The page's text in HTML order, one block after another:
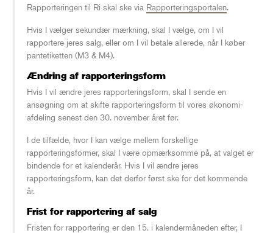
Rapporteringen til Ri skal ske via Rapporteringsportalen.
Hvis I vælger sekundær mærkning, skal I vælge, om I vil
rapportere jeres salg, eller om I vil betale allerede, når I køber
pantetiketten (M3 & M4).
Ændring af rapporteringsform
Hvis I vil ændre jeres rapporteringsform, skal I sende en
ansøgning om at skifte rapporteringsform til vores økonomi-
afdeling senest den 30. november året før.
I de tilfælde, hvor I kan vælge mellem forskellige
rapporteringsformer, skal I være opmærksomme på, at valget er
bindende for et kalenderår. Hvis I vil ændre jeres
rapporteringsform, kan det derfor først ske for det kommende
år.
Frist for rapportering af salg
Fristen for rapportering er den 15. i kalendermåneden efter, I